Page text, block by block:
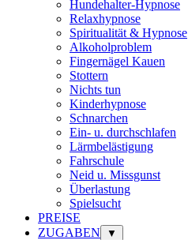
Hundehalter-Hypnose
Relaxhypnose
Spiritualität & Hypnose
Alkoholproblem
Fingernägel Kauen
Stottern
Nichts tun
Kinderhypnose
Schnarchen
Ein- u. durchschlafen
Lärmbelästigung
Fahrschule
Neid u. Missgunst
Überlastung
Spielsucht
PREISE
ZUGABEN
▼